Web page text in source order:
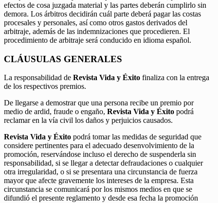
efectos de cosa juzgada material y las partes deberán cumplirlo sin
demora. Los árbitros decidirán cuál parte deberá pagar las costas
procesales y personales, así como otros gastos derivados del
arbitraje, además de las indemnizaciones que procedieren. El
procedimiento de arbitraje será conducido en idioma español.
CLÁUSULAS GENERALES
La responsabilidad de Revista Vida y Éxito finaliza con la entrega
de los respectivos premios.
De llegarse a demostrar que una persona recibe un premio por
medio de ardid, fraude o engaño, Revista Vida y Éxito podrá
reclamar en la vía civil los daños y perjuicios causados.
Revista Vida y Éxito podrá tomar las medidas de seguridad que
considere pertinentes para el adecuado desenvolvimiento de la
promoción, reservándose incluso el derecho de suspenderla sin
responsabilidad, si se llegar a detectar defraudaciones o cualquier
otra irregularidad, o si se presentara una circunstancia de fuerza
mayor que afecte gravemente los intereses de la empresa. Esta
circunstancia se comunicará por los mismos medios en que se
difundió el presente reglamento y desde esa fecha la promoción